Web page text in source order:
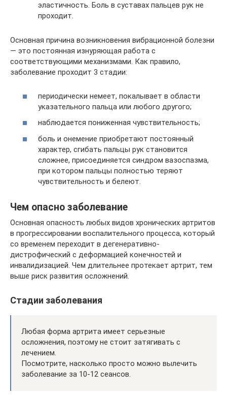
эластичность. Боль в суставах пальцев рук не
проходит.
Основная причина возникновения вибрационной болезни
— это постоянная изнуряющая работа с
соответствующими механизмами. Как правило,
заболевание проходит 3 стадии:
периодически немеет, покалывает в области
указательного пальца или любого другого;
наблюдается пониженная чувствительность;
боль и онемение приобретают постоянный
характер, сгибать пальцы рук становится
сложнее, присоединяется синдром вазоспазма,
при котором пальцы полностью теряют
чувствительность и белеют.
Чем опасно заболевание
Основная опасность любых видов хронических артритов
в прогрессировании воспалительного процесса, который
со временем переходит в дегенеративно-
дистрофический с деформацией конечностей и
инвалидизацией. Чем длительнее протекает артрит, тем
выше риск развития осложнений.
Стадии заболевания
Любая форма артрита имеет серьезные
осложнения, поэтому не стоит затягивать с
лечением.
Посмотрите, насколько просто можно вылечить
заболевание за 10-12 сеансов.